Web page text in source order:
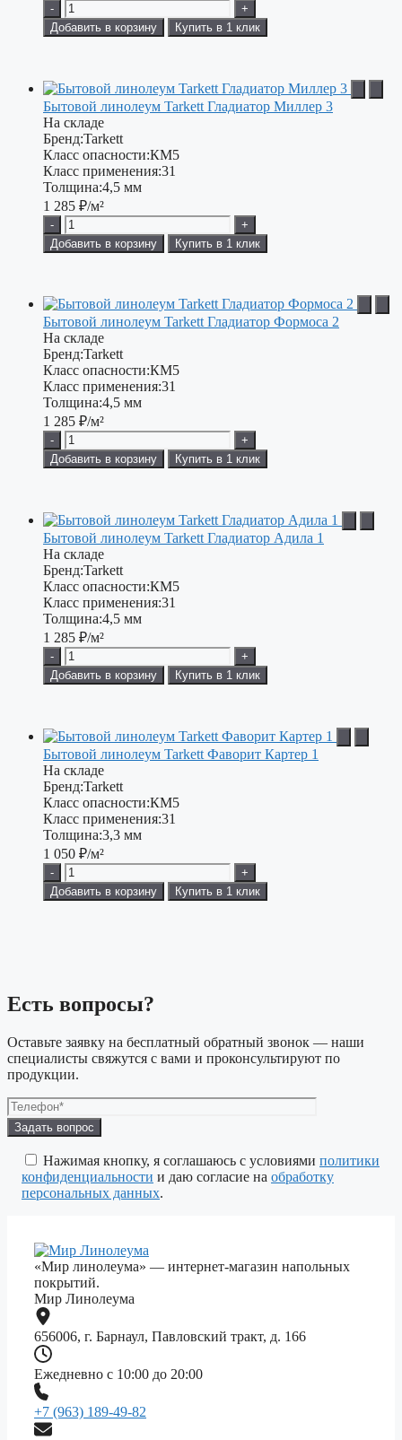
-
+
Добавить в корзину
Купить в 1 клик
Бытовой линолеум Tarkett Гладиатор Миллер 3
На складе
Бренд:Tarkett
Класс опасности:КМ5
Класс применения:31
Толщина:4,5 мм
1 285 ₽/м²
-
+
Добавить в корзину
Купить в 1 клик
Бытовой линолеум Tarkett Гладиатор Формоса 2
На складе
Бренд:Tarkett
Класс опасности:КМ5
Класс применения:31
Толщина:4,5 мм
1 285 ₽/м²
-
+
Добавить в корзину
Купить в 1 клик
Бытовой линолеум Tarkett Гладиатор Адила 1
На складе
Бренд:Tarkett
Класс опасности:КМ5
Класс применения:31
Толщина:4,5 мм
1 285 ₽/м²
-
+
Добавить в корзину
Купить в 1 клик
Бытовой линолеум Tarkett Фаворит Картер 1
На складе
Бренд:Tarkett
Класс опасности:КМ5
Класс применения:31
Толщина:3,3 мм
1 050 ₽/м²
-
+
Добавить в корзину
Купить в 1 клик
Есть вопросы?
Оставьте заявку на бесплатный обратный звонок — наши
специалисты свяжутся с вами и проконсультируют по
продукции.
Оставьте
это
поле
пустым.
Нажимая кнопку, я соглашаюсь с условиями политики
конфиденциальности и даю согласие на обработку
персональных данных.
«Мир линолеума» — интернет-магазин напольных
покрытий.
Мир Линолеума
656006, г. Барнаул, Павловский тракт, д. 166
Ежедневно с 10:00 до 20:00
+7 (963) 189-49-82